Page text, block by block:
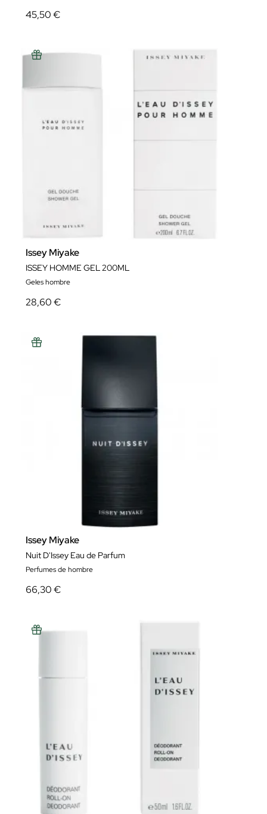
45,50 €
Issey Miyake
ISSEY HOMME GEL 200ML
Geles hombre
28,60 €
Issey Miyake
Nuit D'Issey Eau de Parfum
Perfumes de hombre
66,30 €